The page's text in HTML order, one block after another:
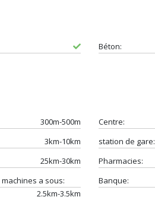
Béton:
300m-500m Centre:
3km-10km station de gare:
25km-30km Pharmacies:
a sous:
2.5km-3.5km
Banque: